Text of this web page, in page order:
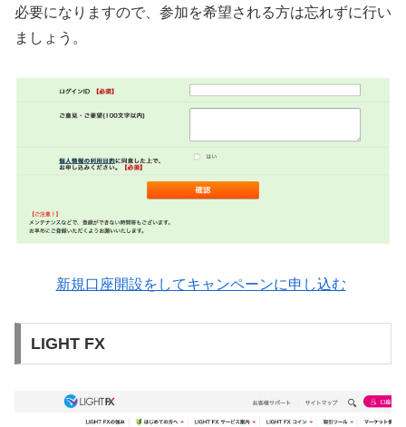
必要になりますので、参加を希望される方は忘れずに行い
ましょう。
新規口座開設をしてキャンペーンに申し込む
LIGHT FX